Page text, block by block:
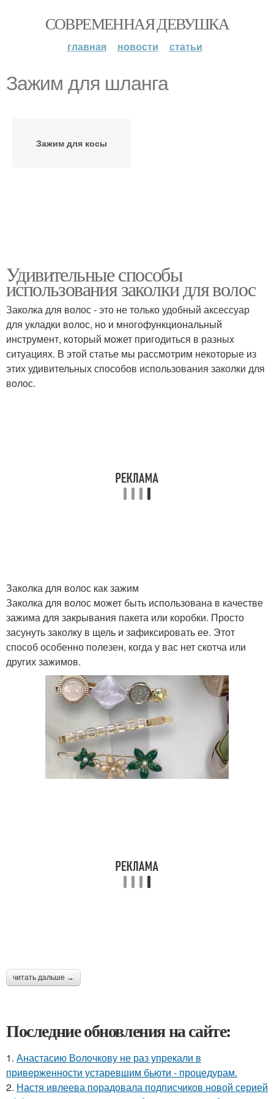
СОВРЕМЕННАЯ ДЕВУШКА
главная новости статьи
Зажим для шланга
Зажим для косы
Удивительные способы
использования заколки для волос
Заколка для волос - это не только удобный аксессуар
для укладки волос, но и многофункциональный
инструмент, который может пригодиться в разных
ситуациях. В этой статье мы рассмотрим некоторые из
этих удивительных способов использования заколки для
волос.
Заколка для волос как зажим
Заколка для волос может быть использована в качестве
зажима для закрывания пакета или коробки. Просто
засунуть заколку в щель и зафиксировать ее. Этот
способ особенно полезен, когда у вас нет скотча или
других зажимов.
читать дальше →
Последние обновления на сайте:
1. Анастасию Волочкову не раз упрекали в
приверженности устаревшим бьюти - процедурам.
2. Настя ивлеева порадовала подписчиков новой серией